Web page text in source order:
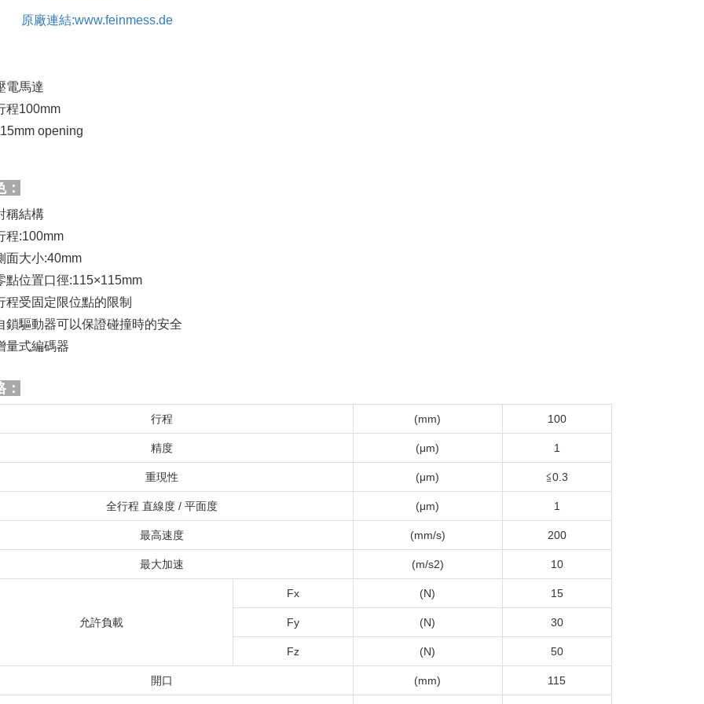
原廠連結:www.feinmess.de
電馬達
程100mm
opening
稱結構
程:100mm
面大小:40mm
點位置口徑:115×115mm
程受固定限位點的限制
鎖驅動器可以保證碰撞時的安全
量式編碼器
行程 (mm) 100
精度 (μm) 1
重現性 (μm) ≦0.3
全行程 直線度 / 平面度 (μm) 1
最高速度 (mm/s) 200
最大加速 (m/s2) 10
允許負載
Fx (N) 15
Fy (N) 30
Fz (N) 50
開口 (mm) 115